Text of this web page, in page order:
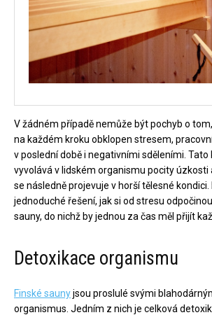
V žádném případě nemůže být pochyb o
na každém kroku obklopen stresem,
v poslední době i negativními sděleními. Tato
vyvolává v lidském organismu pocity úzkosti
se následně projevuje v horší tělesné
jednoduché řešení, jak si od stresu
sauny, do nichž by jednou za čas měl přijít
Detoxikace organismu
Finské saunyjsou proslulé svými
organismus. Jedním z nich je celková